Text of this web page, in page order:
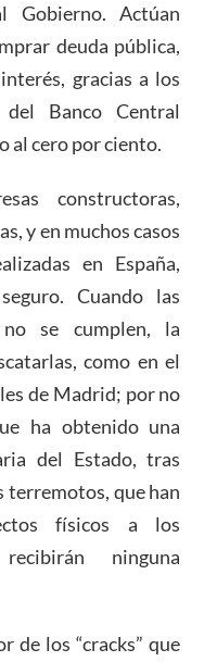
Gobierno. Actúan
deuda pública,
gracias a los
Banco Central
al cero por ciento.
constructoras,
y en muchos casos
en España,
Cuando las
no se cumplen, la
como en el
de Madrid; por no
ha obtenido una
del Estado, tras
terremotos, que han
físicos a los
ninguna
de los “cracks” que